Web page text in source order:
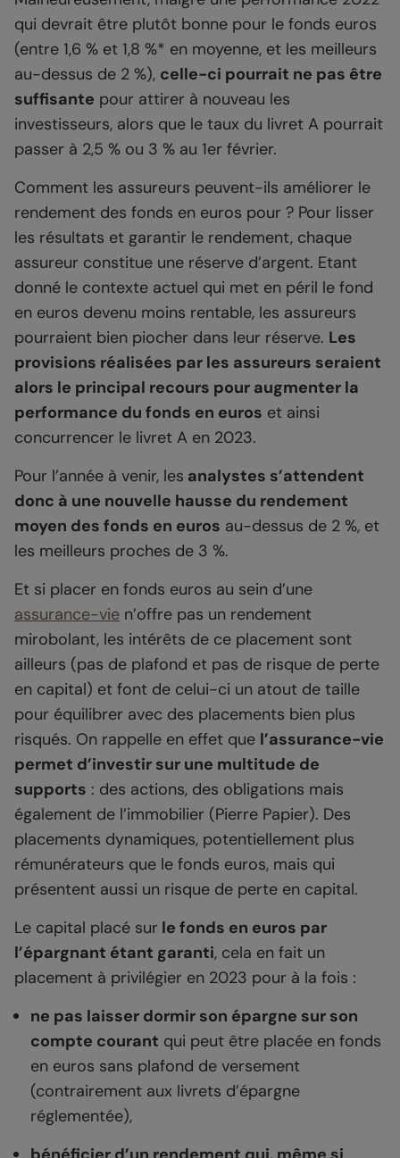
qui devrait être plutôt bonne pour le fonds euros
(entre 1,6 % et 1,8 %* en moyenne, et les meilleurs
au-dessus de 2 %), celle-ci pourrait ne pas être
suffisante pour attirer à nouveau les
investisseurs, alors que le taux du livret A pourrait
passer à 2,5 % ou 3 % au 1er février.
Comment les assureurs peuvent-ils améliorer le
rendement des fonds en euros pour ? Pour lisser
les résultats et garantir le rendement, chaque
assureur constitue une réserve d’argent. Etant
donné le contexte actuel qui met en péril le fond
en euros devenu moins rentable, les assureurs
pourraient bien piocher dans leur réserve. Les
provisions réalisées par les assureurs seraient
alors le principal recours pour augmenter la
performance du fonds en euros et ainsi
concurrencer le livret A en 2023.
Pour l’année à venir, les analystes s’attendent
donc à une nouvelle hausse du rendement
moyen des fonds en euros au-dessus de 2 %, et
les meilleurs proches de 3 %.
Et si placer en fonds euros au sein d’une
assurance-vie n’offre pas un rendement
mirobolant, les intérêts de ce placement sont
ailleurs (pas de plafond et pas de risque de perte
en capital) et font de celui-ci un atout de taille
pour équilibrer avec des placements bien plus
risqués. On rappelle en effet que l’assurance-vie
permet d’investir sur une multitude de
supports : des actions, des obligations mais
également de l’immobilier (Pierre Papier). Des
placements dynamiques, potentiellement plus
rémunérateurs que le fonds euros, mais qui
présentent aussi un risque de perte en capital.
Le capital placé sur le fonds en euros par
l’épargnant étant garanti, cela en fait un
placement à privilégier en 2023 pour à la fois :
ne pas laisser dormir son épargne sur son
compte courant qui peut être placée en fonds
en euros sans plafond de versement
(contrairement aux livrets d’épargne
réglementée),